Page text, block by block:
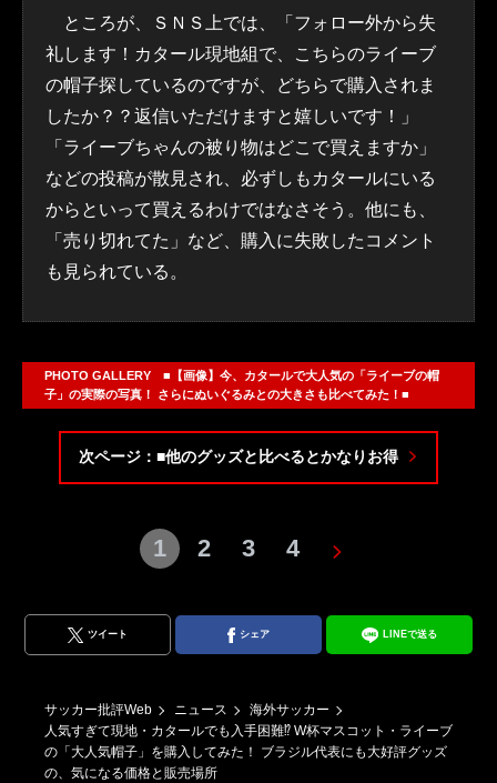
ところが、ＳＮＳ上では、「フォロー外から失
礼します！カタール現地組で、こちらのライーブ
の帽子探しているのですが、どちらで購入されま
したか？？返信いただけますと嬉しいです！」
「ライーブちゃんの被り物はどこで買えますか」
などの投稿が散見され、必ずしもカタールにいる
からといって買えるわけではなさそう。他にも、
「売り切れてた」など、購入に失敗したコメント
も見られている。
PHOTO GALLERY ■【画像】今、カタールで大人気の「ライーブの帽
子」の実際の写真！ さらにぬいぐるみとの大きさも比べてみた！■
次ページ：■他のグッズと比べるとかなりお得
1 2 3 4
ツイート シェア LINEで送る
サッカー批評Web ニュース
海外サッカー
人気すぎて現地・カタールでも入手困難⁉ W杯マスコット・ライーブ
の「大人気帽子」を購入してみた！ ブラジル代表にも大好評グッズ
の、気になる価格と販売場所